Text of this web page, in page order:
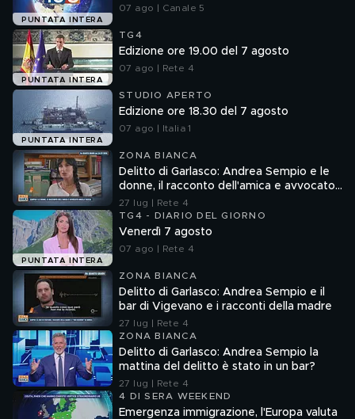
PUNTATA INTERA
07 ago | Canale 5
PUNTATA INTERA
TG4
Edizione ore 19.00 del 7 agosto
07 ago | Rete 4
PUNTATA INTERA
STUDIO APERTO
Edizione ore 18.30 del 7 agosto
07 ago | Italia 1
ZONA BIANCA
Delitto di Garlasco: Andrea Sempio e le
donne, il racconto dell'amica e avvocato
Angela Taccia
27 lug | Rete 4
PUNTATA INTERA
TG4 - DIARIO DEL GIORNO
Venerdì 7 agosto
07 ago | Rete 4
ZONA BIANCA
Delitto di Garlasco: Andrea Sempio e il
bar di Vigevano e i racconti della madre
27 lug | Rete 4
ZONA BIANCA
Delitto di Garlasco: Andrea Sempio la
mattina del delitto è stato in un bar?
27 lug | Rete 4
4 DI SERA WEEKEND
Emergenza immigrazione, l'Europa valuta